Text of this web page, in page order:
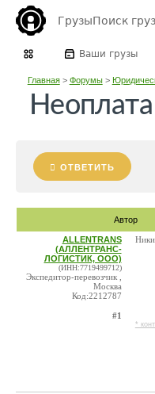
ГрузыПоиск
Ваши грузы
Главная> Форумы>
ОТВЕТИТЬ
Автор
ALLENTRANS
(АЛЛЕНТРАНС-
ЛОГИСТИК, ООО)
(ИНН:7719499712)
Экспедитор-перевозчик ,
Москва
Код:2212787
#1
*